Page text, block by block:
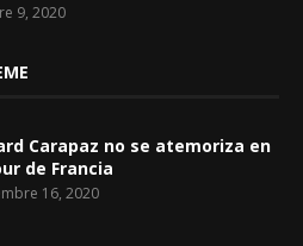
9, 2020
Carapaz no se atemoriza en
de Francia
16, 2020